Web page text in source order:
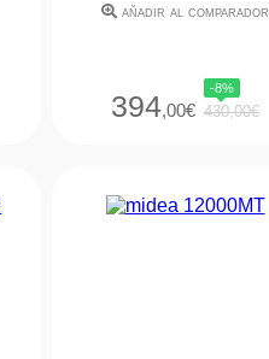
añadir al comparador
394,00€
-8%
430,00€